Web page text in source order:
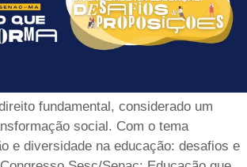
fundamental, considerado um
social. Com o tema
e diversidade na educação: desafios e